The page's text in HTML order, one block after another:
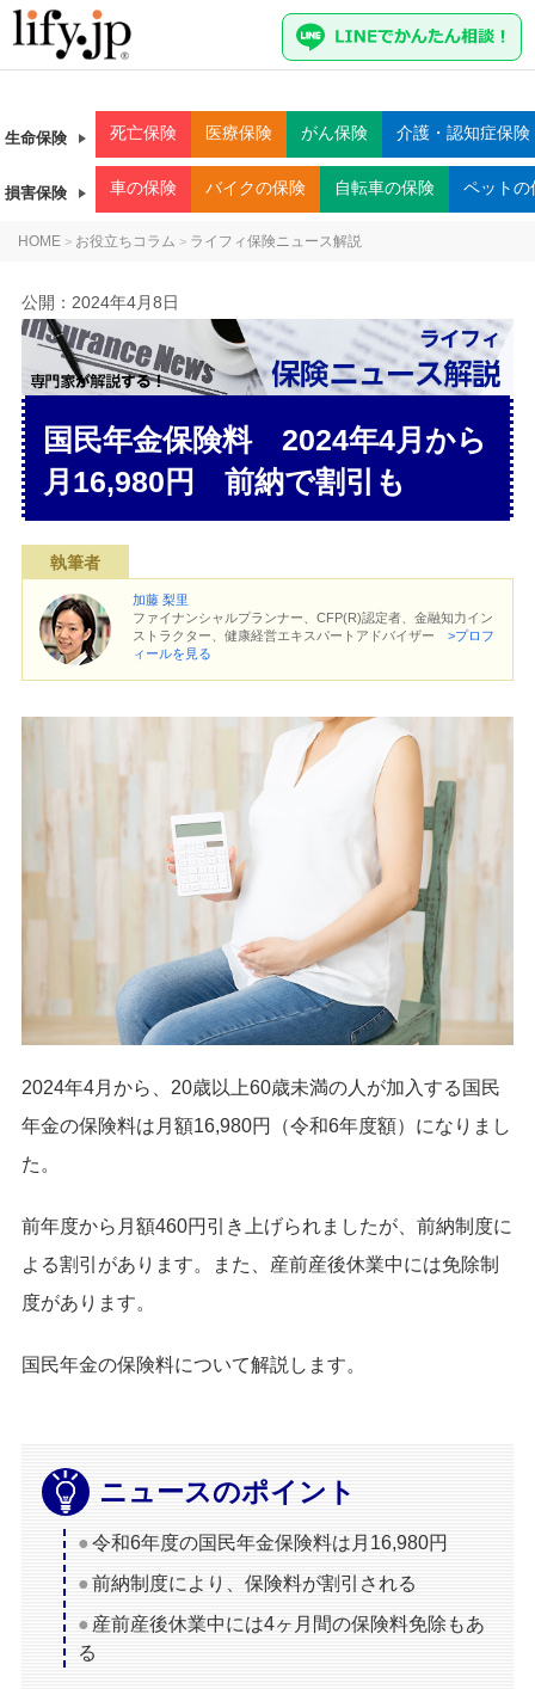
生命保険 死亡保険 医療保険 がん保険 介護・認知症保険
損害保険 車の保険 バイクの保険 自転車の保険 ペットの
HOME > お役立ちコラム > ライフィ保険ニュース解説
公開： 2024年4月8日
国民年金保険料 2024年4月から
月16,980円 前納で割引も
執筆者
加藤 梨里
ファイナンシャルプランナー、CFP(R)認定者、金融知力イン
ストラクター、健康経営エキスパートアドバイザー >プロフ
ィールを見る
2024年4月から、20歳以上60歳未満の人が加入する国民
年金の保険料は月額16,980円（令和6年度額）になりまし
た。
前年度から月額460円引き上げられましたが、前納制度に
よる割引があります。また、産前産後休業中には免除制
度があります。
国民年金の保険料について解説します。
ニュースのポイント
令和6年度の国民年金保険料は月16,980円
前納制度により、保険料が割引される
産前産後休業中には4ヶ月間の保険料免除もあ
る